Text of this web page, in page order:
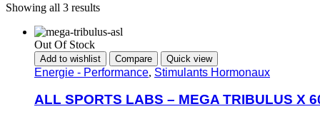
Showing all 3 results
Out Of Stock
Add to wishlist Compare Quick view
Energie - Performance, Stimulants Hormonaux
ALL SPORTS LABS – MEGA TRIBULUS X